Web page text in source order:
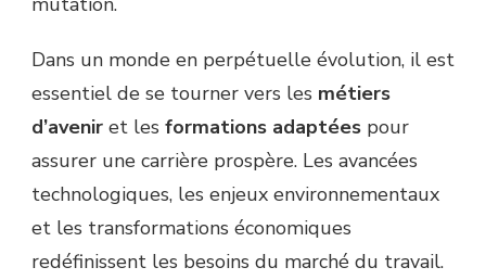
Dans un monde en perpétuelle évolution, il est
essentiel de se tourner vers les métiers
d’avenir et les formations adaptées pour
assurer une carrière prospère. Les avancées
technologiques, les enjeux environnementaux
et les transformations économiques
redéfinissent les besoins du marché du travail.